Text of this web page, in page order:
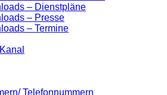
– Dienstpläne
– Presse
– Termine
Telefonnummern